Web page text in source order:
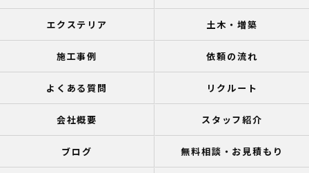
エクステリア 土木・増築
施工事例 依頼の流れ
よくある質問 リクルート
会社概要 スタッフ紹介
ブログ 無料相談・お見積もり